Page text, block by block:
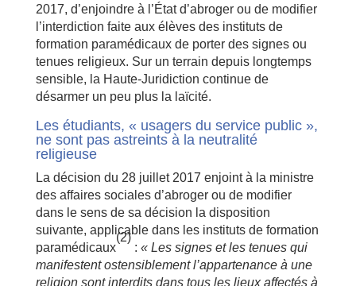
2017, d’enjoindre à l’État d’abroger ou de modifier
l’interdiction faite aux élèves des instituts de
formation paramédicaux de porter des signes ou
tenues religieux. Sur un terrain depuis longtemps
sensible, la Haute-Juridiction continue de
désarmer un peu plus la laïcité.
Les étudiants, « usagers du service public »,
ne sont pas astreints à la neutralité
religieuse
La décision du 28 juillet 2017 enjoint à la ministre
des affaires sociales d’abroger ou de modifier
dans le sens de sa décision la disposition
suivante, applicable dans les instituts de formation
paramédicaux
(2)
: « Les signes et les tenues qui
manifestent ostensiblement l’appartenance à une
religion sont interdits dans tous les lieux affectés à